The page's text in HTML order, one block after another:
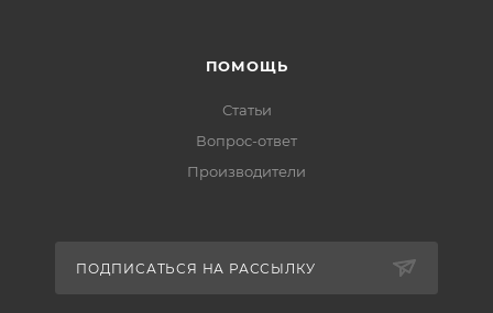
ПОМОЩЬ
Статьи
Вопрос-ответ
Производители
ПОДПИСАТЬСЯ НА РАССЫЛКУ